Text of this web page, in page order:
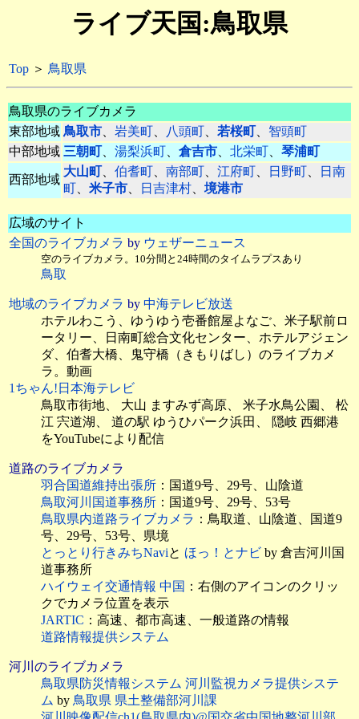
ライブ天国:鳥取県
Top ＞ 鳥取県
鳥取県のライブカメラ
東部地域 鳥取市、 岩美町、 八頭町、 若桜町、 智頭町
中部地域 三朝町、 湯梨浜町、 倉吉市、 北栄町、 琴浦町
西部地域
大山町、 伯耆町、 南部町、 江府町、 日野町、
日南
町、 米子市、 日吉津村、 境港市
広域のサイト
全国のライブカメラ by ウェザーニュース
空のライブカメラ。10分間と24時間のタイムラプスあり
鳥取
地域のライブカメラ by 中海テレビ放送
ホテルわこう、ゆうゆう壱番館屋よなご、米子駅前ロ
ータリー、日南町総合文化センター、ホテルアジェン
ダ、伯耆大橋、鬼守橋（きもりばし）のライブカメ
ラ。動画
1ちゃん!日本海テレビ
鳥取市街地、 大山 ますみず高原、 米子水鳥公園、 松
江 宍道湖、 道の駅 ゆうひパーク浜田、 隠岐 西郷港
をYouTubeにより配信
道路のライブカメラ
羽合国道維持出張所 ：国道9号、29号、山陰道
鳥取河川国道事務所 ：国道9号、29号、53号
鳥取県内道路ライブカメラ ：鳥取道、山陰道、国道9
号、29号、53号、県境
とっとり行きみちNaviと ほっ！とナビ by 倉吉河川国
道事務所
ハイウェイ交通情報 中国 ：右側のアイコンのクリッ
クでカメラ位置を表示
JARTIC ：高速、都市高速、一般道路の情報
道路情報提供システム
河川のライブカメラ
鳥取県防災情報システム 河川監視カメラ提供システ
ム by 鳥取県 県土整備部河川課